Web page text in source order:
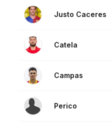
Justo Caceres
Catela
Campas
Perico